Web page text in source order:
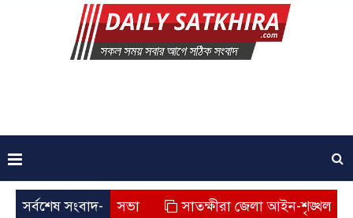
সর্বশেষ সংবাদ-
সমাপনী সভা সাতক্ষীরা জেলা আইন-শৃঙ্খলা বিষয়ক